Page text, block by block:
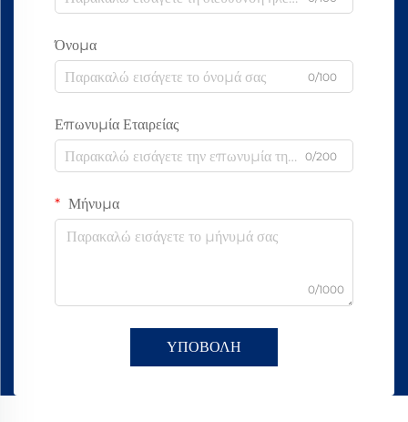
Όνομα
0/100
Επωνυμία Εταιρείας
0/200
Μήνυμα
0/1000
ΥΠΟΒΟΛΗ